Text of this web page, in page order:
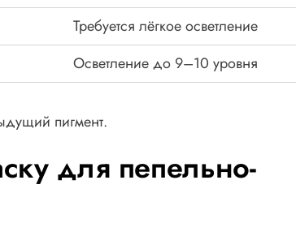
Требуется лёгкое осветление
Осветление до 9–10 уровня
пигмент.
для пепельно-